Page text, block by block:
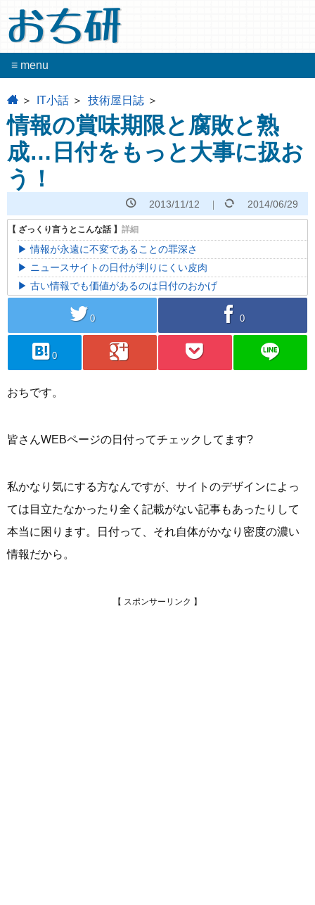
おち研
≡ menu
home IT小話 技術屋日誌
情報の賞味期限と腐敗と熟
成…日付をもっと大事に扱お
う！
2013/11/12 2014/06/29
情報が永遠に不変であることの罪深さ
ニュースサイトの日付が判りにくい皮肉
古い情報でも価値があるのは日付のおかげ
twitter 0 facebook 0
hatebu 0 googleplus pocket line
おちです。
皆さんWEBページの日付ってチェックしてます?
私かなり気にする方なんですが、サイトのデザインによっ
ては目立たなかったり全く記載がない記事もあったりして
本当に困ります。日付って、それ自体がかなり密度の濃い
情報だから。